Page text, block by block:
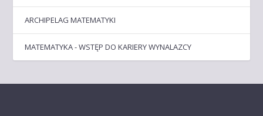
ARCHIPELAG MATEMATYKI
MATEMATYKA - WSTĘP DO KARIERY WYNALAZCY